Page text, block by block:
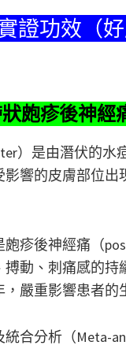
證功效（
狀皰疹後神經
）是由潛伏的
響的皮膚部位
疹後神經痛（
動、刺痛感的
嚴重影響患者的
合分析（Meta-